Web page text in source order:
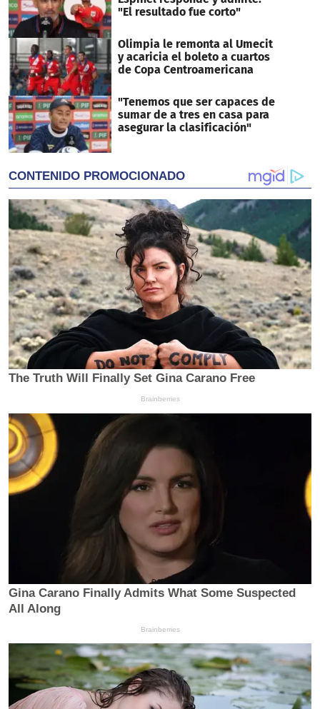
"El resultado fue corto"
Olimpia le remonta al Umecit
y acaricia el boleto a cuartos
de Copa Centroamericana
"Tenemos que ser capaces de
sumar de a tres en casa para
asegurar la clasificación"